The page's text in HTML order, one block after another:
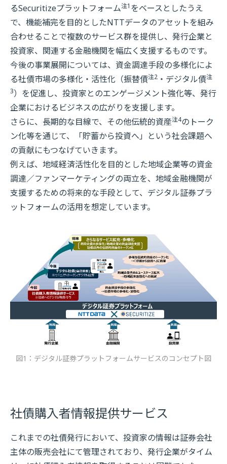
るSecuritizeプラットフォーム注1 をベースとしたうえ
で、機能補完を目的としたNTTデータのアセットを組み
合わせることで複数のサービス群を提供し、発行企業と
投資家、関連する金融機関を幅広く支援するものです。
今後の事業展開については、資金調達手段の多様化によ
る社債市場の多様化・活性化（振替債注2 ・デジタル債注
3）を促進し、投資家とのエンゲージメント強化等、発行
企業におけるビジネスの広がりを支援します。
さらに、長期的な目線で、その他伝統的資産注4のトーク
ン化等を通じて、「貯蓄から投資へ」という社会課題へ
の貢献にもつなげていきます。
例えば、地域経済活性化を目的とした地域企業等の資金
調達／ファンマーケティングの両立を、地域金融機関が
支援するための将来的な手段として、デジタル証券プラ
ットフォームの活用を想定しています。
図1：デジタル証券プラットフォームサービスのコンセプト図
社債購入者情報提供サービス
これまでの社債発行において、投資家の情報は証券会社
主体の販売会社にて管理されており、発行企業がタイム